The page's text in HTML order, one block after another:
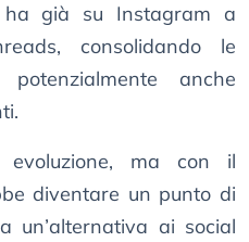
già su Instagram a
consolidando le
anche
ma con il
diventare un punto di
un’alternativa ai social